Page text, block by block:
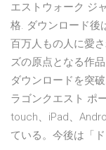
エストウォーク ジ
格. ダウンロード後
百万人もの人に愛
ズの原点となる作
ダウンロードを突
ラゴンクエスト ポ
touch、iPad、
ている。今後は「